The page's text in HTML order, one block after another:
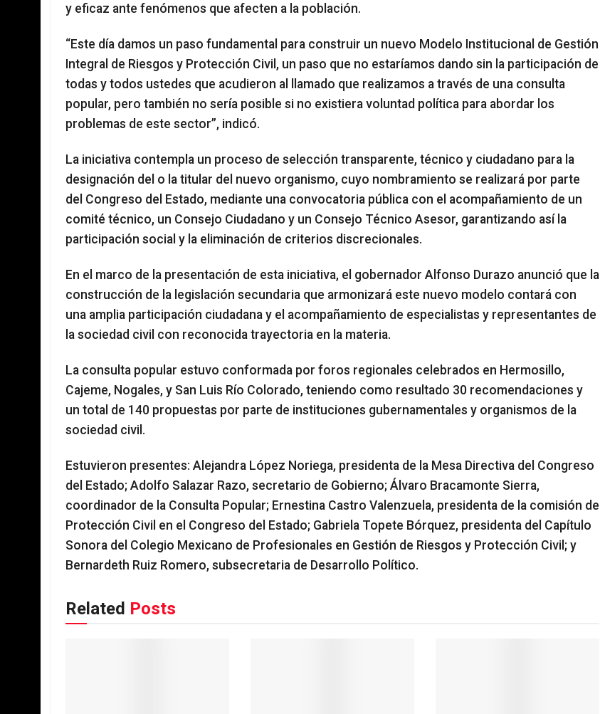
y eficaz ante fenómenos que afecten a la población.
“Este día damos un paso fundamental para construir un nuevo Modelo Institucional de Gestión
Integral de Riesgos y Protección Civil, un paso que no estaríamos dando sin la participación de
todas y todos ustedes que acudieron al llamado que realizamos a través de una consulta
popular, pero también no sería posible si no existiera voluntad política para abordar los
problemas de este sector”, indicó.
La iniciativa contempla un proceso de selección transparente, técnico y ciudadano para la
designación del o la titular del nuevo organismo, cuyo nombramiento se realizará por parte
del Congreso del Estado, mediante una convocatoria pública con el acompañamiento de un
comité técnico, un Consejo Ciudadano y un Consejo Técnico Asesor, garantizando así la
participación social y la eliminación de criterios discrecionales.
En el marco de la presentación de esta iniciativa, el gobernador Alfonso Durazo anunció que la
construcción de la legislación secundaria que armonizará este nuevo modelo contará con
una amplia participación ciudadana y el acompañamiento de especialistas y representantes de
la sociedad civil con reconocida trayectoria en la materia.
La consulta popular estuvo conformada por foros regionales celebrados en Hermosillo,
Cajeme, Nogales, y San Luis Río Colorado, teniendo como resultado 30 recomendaciones y
un total de 140 propuestas por parte de instituciones gubernamentales y organismos de la
sociedad civil.
Estuvieron presentes: Alejandra López Noriega, presidenta de la Mesa Directiva del Congreso
del Estado; Adolfo Salazar Razo, secretario de Gobierno; Álvaro Bracamonte Sierra,
coordinador de la Consulta Popular; Ernestina Castro Valenzuela, presidenta de la comisión de
Protección Civil en el Congreso del Estado; Gabriela Topete Bórquez, presidenta del Capítulo
Sonora del Colegio Mexicano de Profesionales en Gestión de Riesgos y Protección Civil; y
Bernardeth Ruiz Romero, subsecretaria de Desarrollo Político.
Related Posts